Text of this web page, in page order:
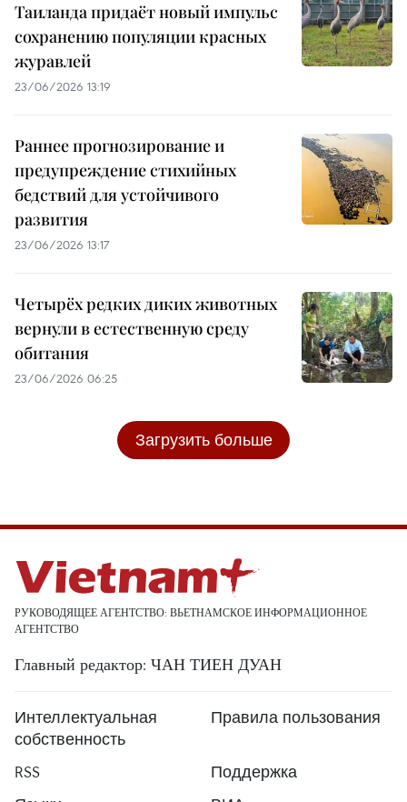
Таиланда придаёт новый импульс
сохранению популяции красных
журавлей
23/06/2026 13:19
Раннее прогнозирование и
предупреждение стихийных
бедствий для устойчивого
развития
23/06/2026 13:17
Четырёх редких диких животных
вернули в естественную среду
обитания
23/06/2026 06:25
Загрузить больше
РУКОВОДЯЩЕЕ АГЕНТСТВО: ВЬЕТНАМСКОЕ ИНФОРМАЦИОННОЕ
АГЕНТСТВО
Главный редактор: ЧАН ТИЕН ДУАН
Интеллектуальная
собственность
Правила пользования
RSS
Поддержка